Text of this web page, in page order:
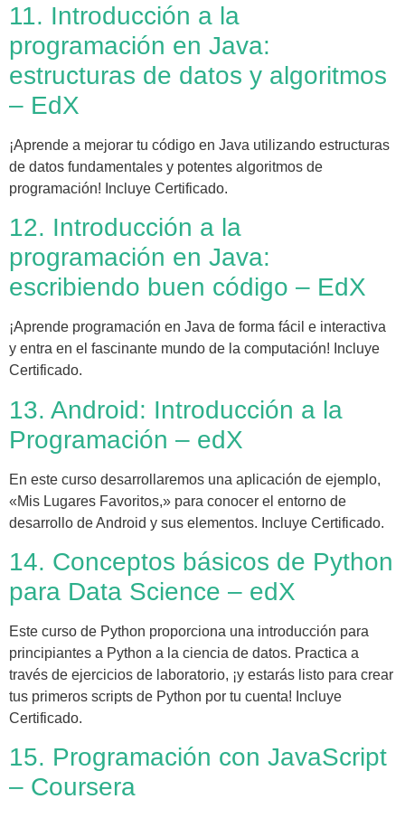
11. Introducción a la
programación en Java:
estructuras de datos y algoritmos
– EdX
¡Aprende a mejorar tu código en Java utilizando estructuras
de datos fundamentales y potentes algoritmos de
programación! Incluye Certificado.
12. Introducción a la
programación en Java:
escribiendo buen código – EdX
¡Aprende programación en Java de forma fácil e interactiva
y entra en el fascinante mundo de la computación! Incluye
Certificado.
13. Android: Introducción a la
Programación – edX
En este curso desarrollaremos una aplicación de ejemplo,
«Mis Lugares Favoritos,» para conocer el entorno de
desarrollo de Android y sus elementos. Incluye Certificado.
14. Conceptos básicos de Python
para Data Science – edX
Este curso de Python proporciona una introducción para
principiantes a Python a la ciencia de datos. Practica a
través de ejercicios de laboratorio, ¡y estarás listo para crear
tus primeros scripts de Python por tu cuenta! Incluye
Certificado.
15. Programación con JavaScript
– Coursera